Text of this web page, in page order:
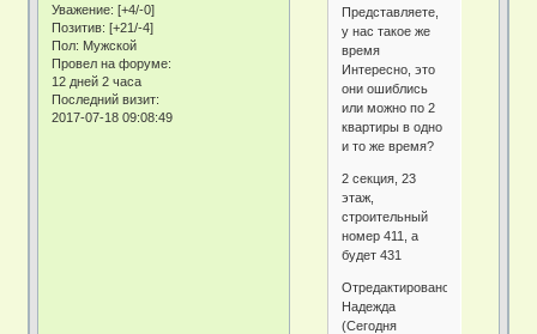
Уважение: [+4/-0]
Позитив: [+21/-4]
Пол: Мужской
Провел на форуме:
12 дней 2 часа
Последний визит:
2017-07-18 09:08:49
Представляете,
у нас такое же
время
Интересно, это
они ошиблись
или можно по 2
квартиры в одно
и то же время?
2 секция, 23
этаж,
строительный
номер 411, а
будет 431
Отредактировано
Надежда
(Сегодня